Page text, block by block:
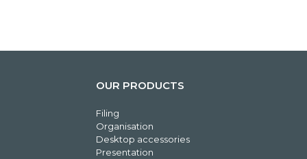
OUR PRODUCTS
Filing
Organisation
Desktop accessories
Presentation